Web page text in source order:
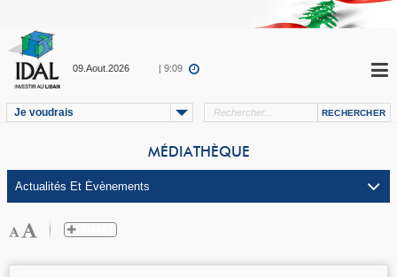
09.Aout.2026 | 9:09
Je voudrais
MÉDIATHÈQUE